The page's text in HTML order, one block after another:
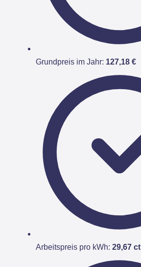
Grundpreis im Jahr: 127,18 €
Arbeitspreis pro kWh: 29,67 ct